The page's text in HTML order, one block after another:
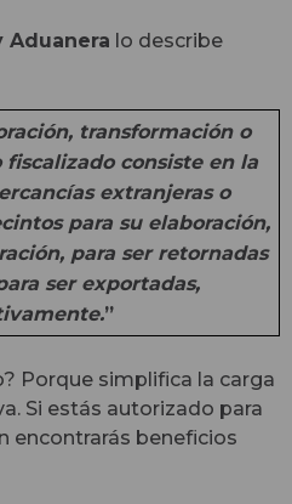
Aduanera lo describe
transformación o
consiste en la
extranjeras o
para su elaboración,
para ser retornadas
ser exportadas,
”
Porque simplifica la carga
Si estás autorizado para
encontrarás beneficios